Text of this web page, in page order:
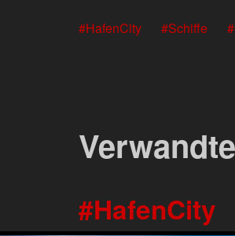
HafenCity Schiffe
HafenCity